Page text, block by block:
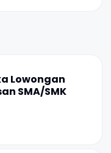
Lowongan
SMA/SMK